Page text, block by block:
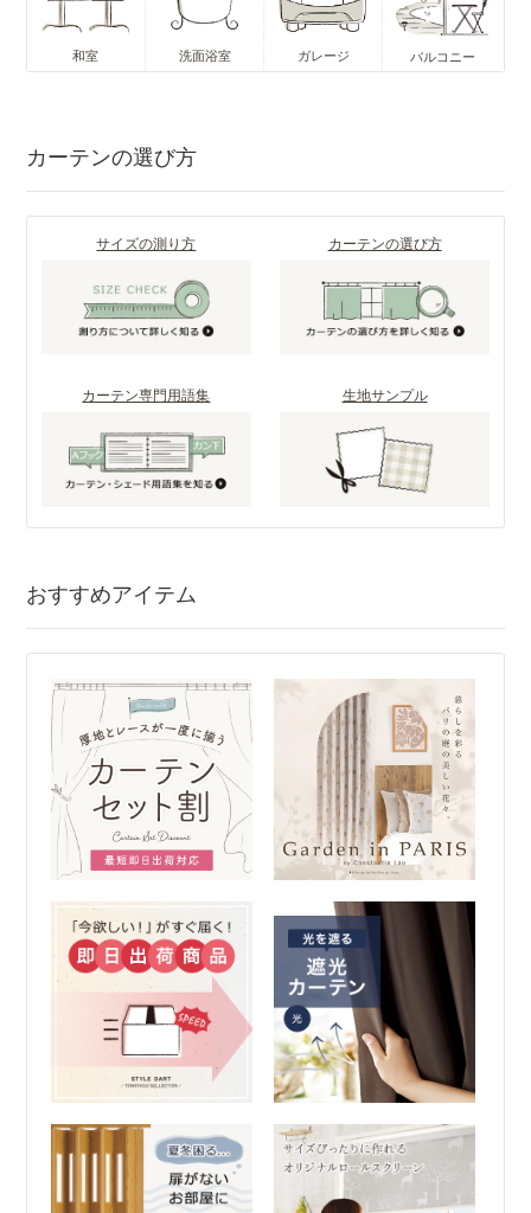
和室 洗面浴室 ガレージ バルコニー
カーテンの選び方
サイズの測り方 カーテンの選び方
カーテン専門用語集 生地サンプル
おすすめアイテム